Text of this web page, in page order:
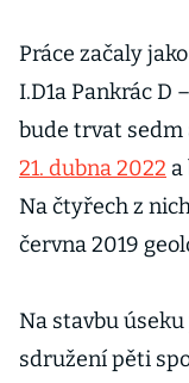
Práce začaly
I.D1a Pankrác D
bude trvat sedm
21. dubna 2022
Na čtyřech z
června 2019
Na stavbu
sdružení pěti